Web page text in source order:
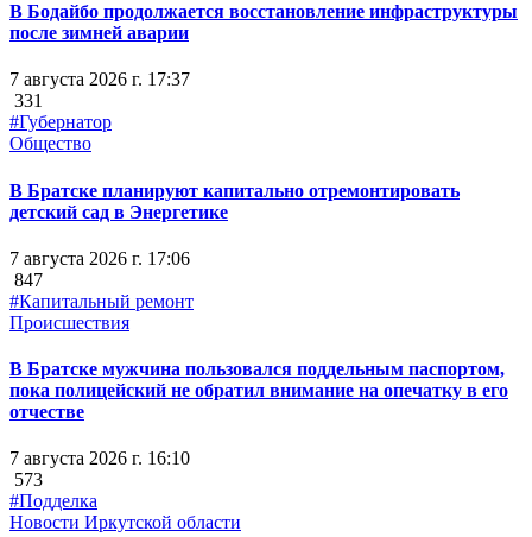
В Бодайбо продолжается восстановление инфраструктуры
после зимней аварии
7 августа 2026 г. 17:37
331
#Губернатор
Общество
В Братске планируют капитально отремонтировать
детский сад в Энергетике
7 августа 2026 г. 17:06
847
#Капитальный ремонт
Происшествия
В Братске мужчина пользовался поддельным паспортом,
пока полицейский не обратил внимание на опечатку в его
отчестве
7 августа 2026 г. 16:10
573
#Подделка
Новости Иркутской области